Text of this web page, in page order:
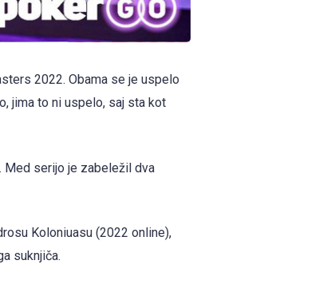
2022. Obama se je uspelo
jima to ni uspelo, saj sta kot
Med serijo je zabeležil dva
Koloniuasu (2022 online),
suknjiča.